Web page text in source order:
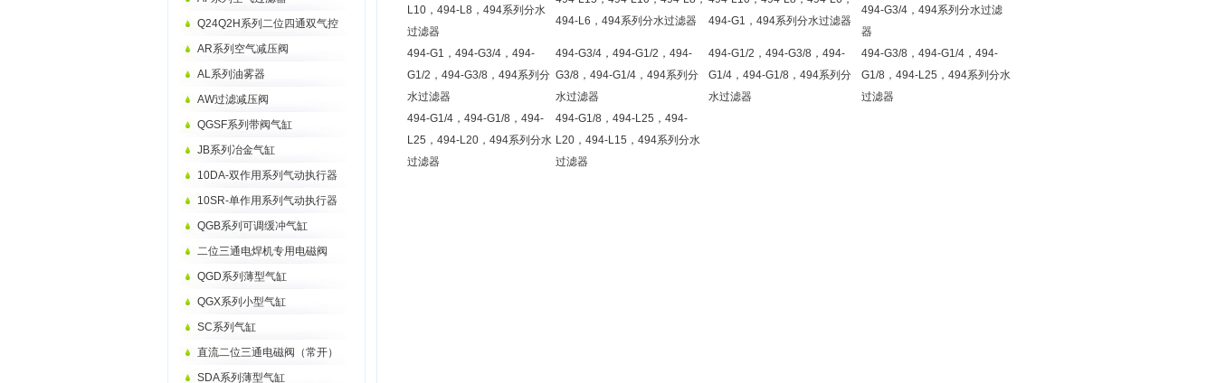
Q24Q2H系列二位四通双气控
AR系列空气减压阀
AL系列油雾器
AW过滤减压阀
QGSF系列带阀气缸
JB系列冶金气缸
10DA-双作用系列气动执行器
10SR-单作用系列气动执行器
QGB系列可调缓冲气缸
二位三通电焊机专用电磁阀
QGD系列薄型气缸
QGX系列小型气缸
SC系列气缸
直流二位三通电磁阀（常开）
SDA系列薄型气缸
L10，494-L8，494系列分水
过滤器
494-L6，494系列分水过滤器
494-G1，494系列分水过滤器
494-G3/4，494系列分水过滤
器
494-G1，494-G3/4，494-
G1/2，494-G3/8，494系列分
水过滤器
494-G3/4，494-G1/2，494-
G3/8，494-G1/4，494系列分
水过滤器
494-G1/2，494-G3/8，494-
G1/4，494-G1/8，494系列分
水过滤器
494-G3/8，494-G1/4，494-
G1/8，494-L25，494系列分水
过滤器
494-G1/4，494-G1/8，494-
L25，494-L20，494系列分水
过滤器
494-G1/8，494-L25，494-
L20，494-L15，494系列分水
过滤器